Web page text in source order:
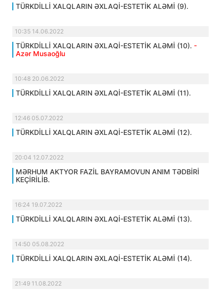
TÜRKDİLLİ XALQLARIN ƏXLAQİ-ESTETİK ALƏMİ (9).
10:35 14.06.2022
TÜRKDİLLİ XALQLARIN ƏXLAQİ-ESTETİK ALƏMİ (10). -
Azər Musaoğlu
10:48 20.06.2022
TÜRKDİLLİ XALQLARIN ƏXLAQİ-ESTETİK ALƏMİ (11).
12:46 05.07.2022
TÜRKDİLLİ XALQLARIN ƏXLAQİ-ESTETİK ALƏMİ (12).
20:04 12.07.2022
MƏRHUM AKTYOR FAZİL BAYRAMOVUN ANIM TƏDBİRİ
KEÇİRİLİB.
16:24 19.07.2022
TÜRKDİLLİ XALQLARIN ƏXLAQİ-ESTETİK ALƏMİ (13).
14:50 05.08.2022
TÜRKDİLLİ XALQLARIN ƏXLAQİ-ESTETİK ALƏMİ (14).
21:49 11.08.2022